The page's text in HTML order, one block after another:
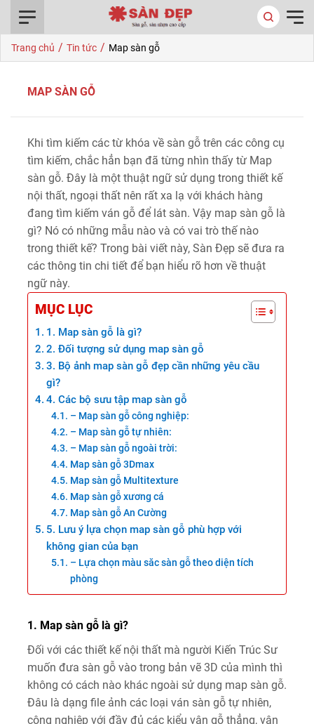
Trang chủ / Tin tức / Map sàn gỗ
MAP SÀN GỖ
Khi tìm kiếm các từ khóa về sàn gỗ trên các công cụ
tìm kiếm, chắc hẳn bạn đã từng nhìn thấy từ Map
sàn gỗ. Đây là một thuật ngữ sử dụng trong thiết kế
nội thất, ngoại thất nên rất xa lạ với khách hàng
đang tìm kiếm ván gỗ để lát sàn. Vậy map sàn gỗ là
gì? Nó có những mẫu nào và có vai trò thế nào
trong thiết kế? Trong bài viết này, Sàn Đẹp sẽ đưa ra
các thông tin chi tiết để bạn hiểu rõ hơn về thuật
ngữ này.
MỤC LỤC
1. Map sàn gỗ là gì?
2. Đối tượng sử dụng map sàn gỗ
3. Bộ ảnh map sàn gỗ đẹp cần những yêu cầu
gì?
4. Các bộ sưu tập map sàn gỗ
– Map sàn gỗ công nghiệp:
– Map sàn gỗ tự nhiên:
– Map sàn gỗ ngoài trời:
Map sàn gỗ 3Dmax
Map sàn gỗ Multitexture
Map sàn gỗ xương cá
Map sàn gỗ An Cường
5. Lưu ý lựa chọn map sàn gỗ phù hợp với
không gian của bạn
– Lựa chọn màu săc sàn gỗ theo diện tích
phòng
1. Map sàn gỗ là gì?
Đối với các thiết kế nội thất mà người Kiến Trúc Sư
muốn đưa sàn gỗ vào trong bản vẽ 3D của mình thì
không có cách nào khác ngoài sử dụng map sàn gỗ.
Đâu là dạng file ảnh các loại ván sàn gỗ tự nhiên,
công nghiệp với đầy đủ các kiểu vân gỗ thẳng, vân